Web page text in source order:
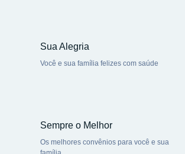
Sua Alegria
Você e sua família felizes com saúde
Sempre o Melhor
Os melhores convênios para você e sua